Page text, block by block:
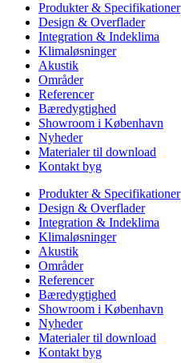
Produkter & Specifikationer
Design & Overflader
Integration & Indeklima
Klimaløsninger
Akustik
Områder
Referencer
Bæredygtighed
Showroom i København
Nyheder
Materialer til download
Kontakt byg
Produkter & Specifikationer
Design & Overflader
Integration & Indeklima
Klimaløsninger
Akustik
Områder
Referencer
Bæredygtighed
Showroom i København
Nyheder
Materialer til download
Kontakt byg